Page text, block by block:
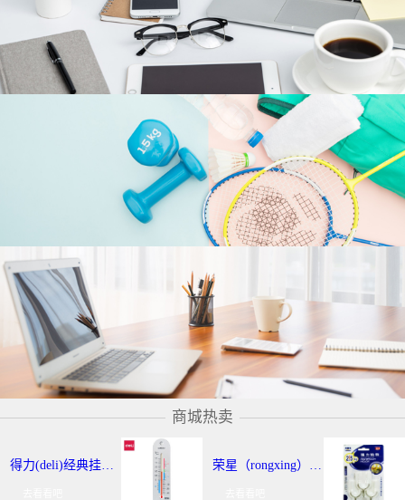
商城热卖
得力(deli)经典挂壁式温度计 个性化提示温湿度计 办公用品 9013 荣星（rongxing）RX-220 超强力粘钩/挂钩（2KG） 3个/卡